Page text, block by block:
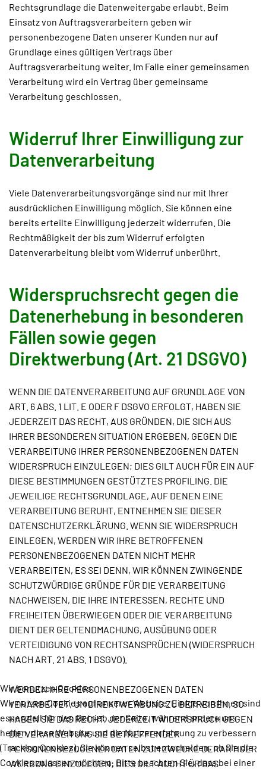
Rechtsgrundlage die Datenweitergabe erlaubt. Beim
Einsatz von Auftragsverarbeitern geben wir
personenbezogene Daten unserer Kunden nur auf
Grundlage eines gültigen Vertrags über
Auftragsverarbeitung weiter. Im Falle einer gemeinsamen
Verarbeitung wird ein Vertrag über gemeinsame
Verarbeitung geschlossen.
Widerruf Ihrer Einwilligung zur
Datenverarbeitung
Viele Datenverarbeitungsvorgänge sind nur mit Ihrer
ausdrücklichen Einwilligung möglich. Sie können eine
bereits erteilte Einwilligung jederzeit widerrufen. Die
Rechtmäßigkeit der bis zum Widerruf erfolgten
Datenverarbeitung bleibt vom Widerruf unberührt.
Widerspruchsrecht gegen die
Datenerhebung in besonderen
Fällen sowie gegen
Direktwerbung (Art. 21 DSGVO)
WENN DIE DATENVERARBEITUNG AUF GRUNDLAGE VON
ART. 6 ABS. 1 LIT. E ODER F DSGVO ERFOLGT, HABEN SIE
JEDERZEIT DAS RECHT, AUS GRÜNDEN, DIE SICH AUS
IHRER BESONDEREN SITUATION ERGEBEN, GEGEN DIE
VERARBEITUNG IHRER PERSONENBEZOGENEN DATEN
WIDERSPRUCH EINZULEGEN; DIES GILT AUCH FÜR EIN AUF
DIESE BESTIMMUNGEN GESTÜTZTES PROFILING. DIE
JEWEILIGE RECHTSGRUNDLAGE, AUF DENEN EINE
VERARBEITUNG BERUHT, ENTNEHMEN SIE DIESER
DATENSCHUTZERKLÄRUNG. WENN SIE WIDERSPRUCH
EINLEGEN, WERDEN WIR IHRE BETROFFENEN
PERSONENBEZOGENEN DATEN NICHT MEHR
VERARBEITEN, ES SEI DENN, WIR KÖNNEN ZWINGENDE
SCHUTZWÜRDIGE GRÜNDE FÜR DIE VERARBEITUNG
NACHWEISEN, DIE IHRE INTERESSEN, RECHTE UND
FREIHEITEN ÜBERWIEGEN ODER DIE VERARBEITUNG
DIENT DER GELTENDMACHUNG, AUSÜBUNG ODER
VERTEIDIGUNG VON RECHTSANSPRÜCHEN (WIDERSPRUCH
NACH ART. 21 ABS. 1 DSGVO).
WERDEN IHRE PERSONENBEZOGENEN DATEN
VERARBEITET, UM DIREKTWERBUNG ZU BETREIBEN, SO
HABEN SIE DAS RECHT, JEDERZEIT WIDERSPRUCH GEGEN
DIE VERARBEITUNG SIE BETREFFENDER
PERSONENBEZOGENER DATEN ZUM ZWECKE DERARTIGER
WERBUNG EINZULEGEN; DIES GILT AUCH FÜR DAS
Wir benutzen Cookies
Wir nutzen Cookies auf unserer Website. Einige von ihnen sind
essenziell für den Betrieb der Seite, während andere uns
helfen, diese Website und die Nutzererfahrung zu verbessern
(Tracking Cookies). Sie können selbst entscheiden, ob Sie die
Cookies zulassen möchten. Bitte beachten Sie, dass bei einer